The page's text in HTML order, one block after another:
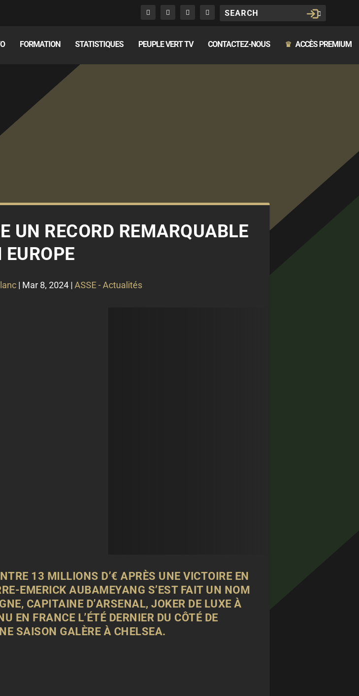
FORMATION STATISTIQUES PEUPLE VERT TV CONTACTEZ-NOUS ♛ ACCÈS PREMIUM
UN RECORD REMARQUABLE
EUROPE
| Mar 8, 2024| ASSE - Actualités
13 MILLIONS D’€ APRÈS UNE VICTOIRE EN
EMERICK AUBAMEYANG S’EST FAIT UN NOM
CAPITAINE D’ARSENAL, JOKER DE LUXE À
EN FRANCE L’ÉTÉ DERNIER DU CÔTÉ DE
SAISON GALÈRE À CHELSEA.